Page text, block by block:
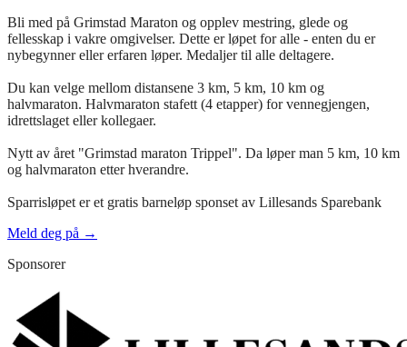
Bli med på Grimstad Maraton og opplev mestring, glede og
fellesskap i vakre omgivelser. Dette er løpet for alle - enten du er
nybegynner eller erfaren løper. Medaljer til alle deltagere.
Du kan velge mellom distansene 3 km, 5 km, 10 km og
halvmaraton. Halvmaraton stafett (4 etapper) for vennegjengen,
idrettslaget eller kollegaer.
Nytt av året "Grimstad maraton Trippel". Da løper man 5 km, 10 km
og halvmaraton etter hverandre.
Sparrisløpet er et gratis barneløp sponset av Lillesands Sparebank
Meld deg på →
Sponsorer